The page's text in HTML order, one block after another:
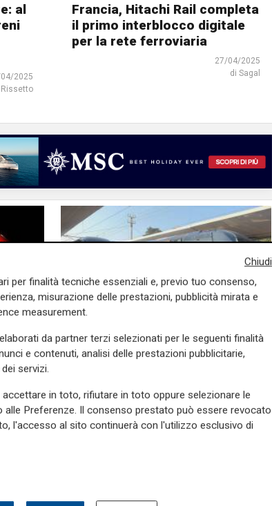
al
2025
Francia, Hitachi Rail completa
il primo interblocco digitale
per la rete ferroviaria
27/04/2025
di Sagal
27
2025
Il programma
Regione: più fermate dei
regionali per aiutare i
pendolari
Chiudi
per finalità tecniche essenziali e, previo tuo consenso,
misurazione delle prestazioni, pubblicità mirata e
measurement.
da partner terzi selezionati per le seguenti finalità
e contenuti, analisi delle prestazioni pubblicitarie,
servizi.
in toto, rifiutare in toto oppure selezionare le
Preferenze. Il consenso prestato può essere revocato
l'accesso al sito continuerà con l'utilizzo esclusivo di